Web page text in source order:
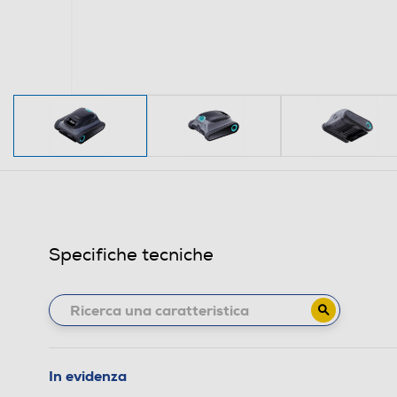
Specifiche tecniche
In evidenza